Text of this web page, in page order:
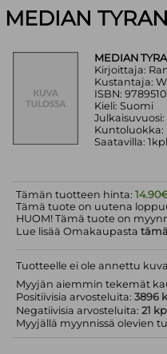
MEDIAN
MEDIAN
Kirjoittaja:
Kustantaja:
ISBN:
Kieli: Suomi
Julkaisuvuosi:
Kuntoluokka:
Saatavilla: 1kpl
Tämän tuotteen hinta:
Tämä tuote on uutena
HUOM! Tämä tuote on
Lue lisää Omakaupasta
Tuotteelle ei ole annettu
Myyjän aiemmin tekemät
Positiivisia arvosteluita:3896
Negatiivisia arvosteluita:21 kpl
Myyjällä myynnissä olevien